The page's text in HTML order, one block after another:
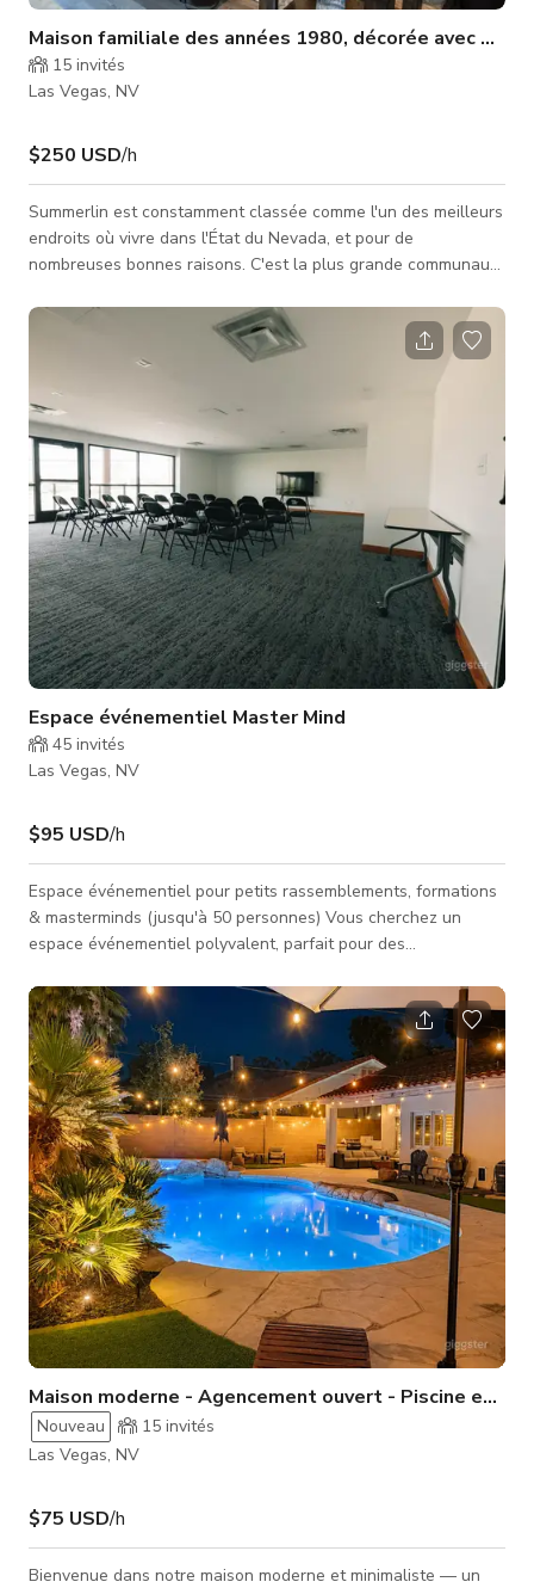
Maison familiale des années 1980, décorée avec
15 invités
Las Vegas, NV
$250 USD/h
Summerlin est constamment classée comme l'un des meilleurs
endroits où vivre dans l'État du Nevada, et pour de
nombreuses bonnes raisons. C'est la plus grande communauté
Las Vegas, à l'ombre de la chaîne de montagnes Spring
Mountain et de la zone de conservation nationale de Red
500 pieds carrés est animée par plus de 250 parcs, 150 miles
de sentiers, 10 terrai
Espace événementiel Master Mind
45 invités
Las Vegas, NV
$95 USD/h
Espace événementiel pour petits rassemblements, formations
& masterminds (jusqu'à 50 personnes) Vous cherchez un
espace événementiel polyvalent, parfait pour des
des expériences créatives ? Ce lieu moderne et flexible peut
accueillir jusqu'à 50 invités et est idéal pour des formations,
masterminds, ateliers, événements de réseautage, réunions
d'entreprise et rencontres privées. Cet espace est conçu pour
créer une atmos
Maison moderne - Agencement ouvert - Piscine et spa
Nouveau 15 invités
Las Vegas, NV
$75 USD/h
Bienvenue dans notre maison moderne et minimaliste — un